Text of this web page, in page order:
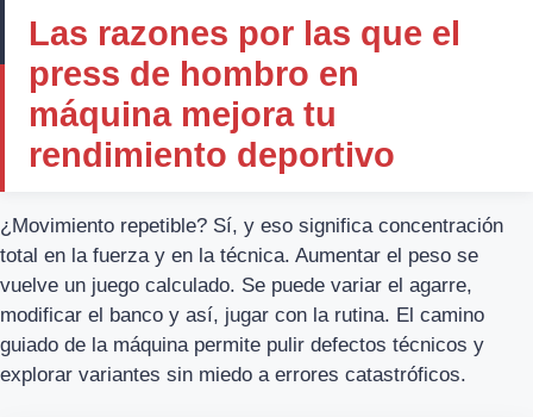
Las razones por las que el
press de hombro en
máquina mejora tu
rendimiento deportivo
¿Movimiento repetible? Sí, y eso significa concentración
total en la fuerza y en la técnica. Aumentar el peso se
vuelve un juego calculado. Se puede variar el agarre,
modificar el banco y así, jugar con la rutina. El camino
guiado de la máquina permite pulir defectos técnicos y
explorar variantes sin miedo a errores catastróficos.